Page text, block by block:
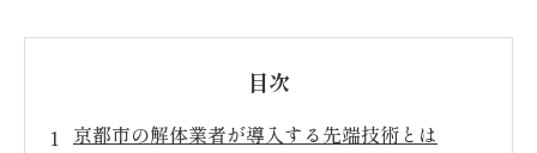
目次
京都市の解体業者が導入する先端技術とは